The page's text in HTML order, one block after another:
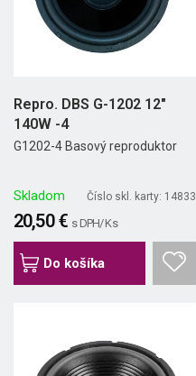
Repro. DBS G-1202 12"
140W -4
G1202-4 Basový reproduktor
Skladom Číslo skl. karty: 14833
20,50 € s DPH/ Ks
Do košíka